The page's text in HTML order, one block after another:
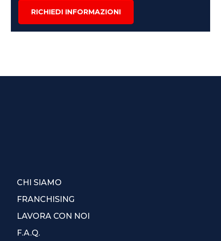
RICHIEDI INFORMAZIONI
CHI SIAMO
FRANCHISING
LAVORA CON NOI
F.A.Q.